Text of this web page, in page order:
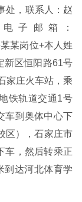
处，联系人：赵
电子邮箱：
某岗位+本人姓
新区恒阳路61号
家庄火车站，乘
铁轨道交通1号
车到奥体中心下
区），石家庄市
车，然后转乘正
到达河北体育学